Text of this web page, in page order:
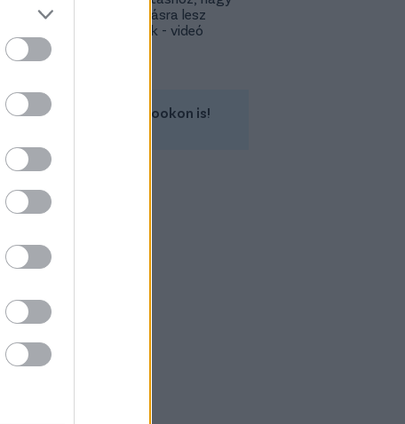
feltámadásra lesz
szükségük - videó
Kövess minket a Facebookon is!